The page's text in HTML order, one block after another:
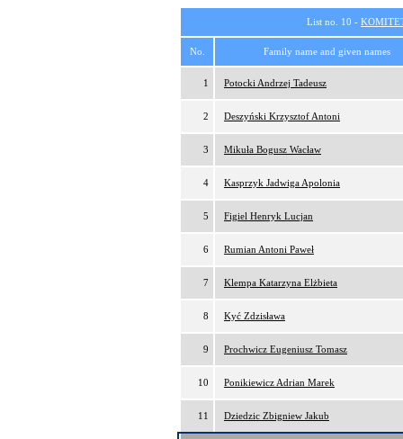
List no. 10 -
No. Family name and given names
1 Potocki Andrzej Tadeusz
2 Deszyński Krzysztof Antoni
3 Mikuła Bogusz Wacław
4 Kasprzyk Jadwiga Apolonia
5 Figiel Henryk Lucjan
6 Rumian Antoni Paweł
7 Klempa Katarzyna Elżbieta
8 Kyć Zdzisława
9 Prochwicz Eugeniusz Tomasz
10 Ponikiewicz Adrian Marek
11 Dziedzic Zbigniew Jakub